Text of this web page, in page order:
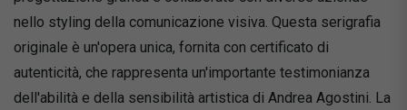
nello styling della comunicazione visiva. Questa serigrafia
originale è un'opera unica, fornita con certificato di
autenticità, che rappresenta un'importante testimonianza
dell'abilità e della sensibilità artistica di Andrea Agostini. La